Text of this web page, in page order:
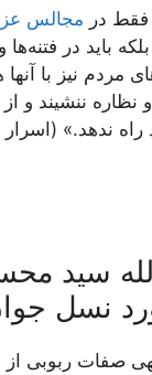
فقط در مجالس
باید در فتنه‌ها
مردم نیز با
نظاره ننشیند و
سید
نسل
صفات ربوبی از